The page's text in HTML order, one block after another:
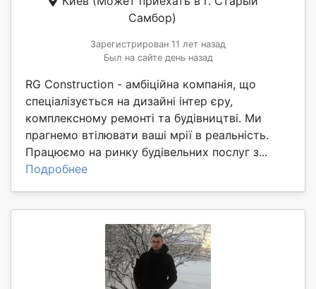
Самбор)
Зарегистрирован 11 лет назад
Был на сайте день назад
RG Construction - амбіційна компанія, що
спеціалізується на дизайні інтер єру,
комплексному ремонті та будівництві. Ми
прагнемо втілювати ваші мрії в реальність.
Працюємо на ринку будівельних послуг з...
Подробнее